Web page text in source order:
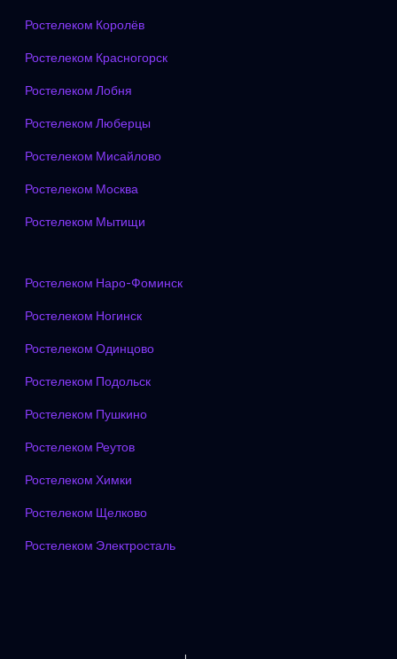
Ростелеком Королёв
Ростелеком Красногорск
Ростелеком Лобня
Ростелеком Люберцы
Ростелеком Мисайлово
Ростелеком Москва
Ростелеком Мытищи
Ростелеком Наро-Фоминск
Ростелеком Ногинск
Ростелеком Одинцово
Ростелеком Подольск
Ростелеком Пушкино
Ростелеком Реутов
Ростелеком Химки
Ростелеком Щелково
Ростелеком Электросталь